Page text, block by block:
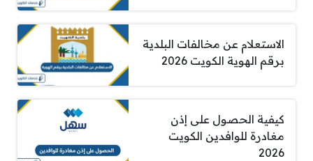
الاستعلام عن مخالفات البلدية
برقم الهوية الكويت 2026
كيفية الحصول على إذن
مغادرة للوافدين الكويت
2026